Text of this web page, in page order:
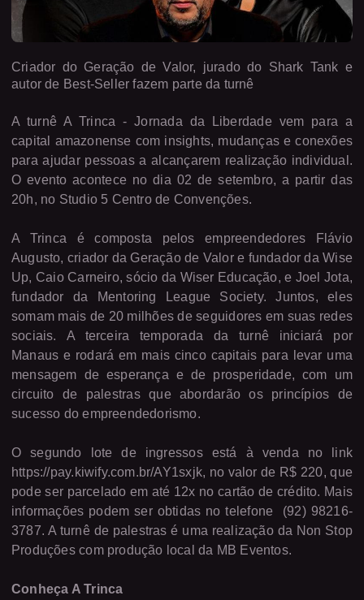
Criador do Geração de Valor, jurado do Shark Tank e
autor de Best-Seller fazem parte da turnê
A turnê A Trinca - Jornada da Liberdade vem para a
capital amazonense com insights, mudanças e conexões
para ajudar pessoas a alcançarem realização individual.
O evento acontece no dia 02 de setembro, a partir das
20h, no Studio 5 Centro de Convenções.
A Trinca é composta pelos empreendedores Flávio
Augusto, criador da Geração de Valor e fundador da Wise
Up, Caio Carneiro, sócio da Wiser Educação, e Joel Jota,
fundador da Mentoring League Society. Juntos, eles
somam mais de 20 milhões de seguidores em suas redes
sociais. A terceira temporada da turnê iniciará por
Manaus e rodará em mais cinco capitais para levar uma
mensagem de esperança e de prosperidade, com um
circuito de palestras que abordarão os princípios de
sucesso do empreendedorismo.
O segundo lote de ingressos está à venda no link
https://pay.kiwify.com.br/AY1sxjk, no valor de R$ 220, que
pode ser parcelado em até 12x no cartão de crédito. Mais
informações podem ser obtidas no telefone
(92) 98216-
3787. A turnê de palestras é uma realização da Non Stop
Produções com produção local da MB Eventos.
Conheça A Trinca